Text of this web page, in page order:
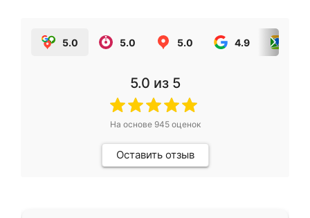
5.0 5.0 5.0 4.9
5.0 из 5
На основе 945оценок
Оставить отзыв